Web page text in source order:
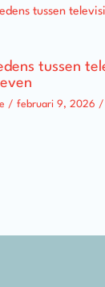
tussen
/ februari 9, 2026 /